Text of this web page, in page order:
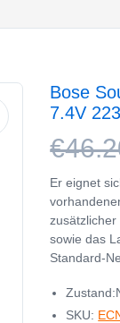
Bose
7.4V
Er eignet
sowie das
Standard-
SKU: